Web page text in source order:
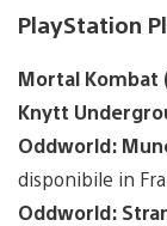
PlayStation
Mortal Kombat
Knytt
Oddworld:
disponibile in
Oddworld: